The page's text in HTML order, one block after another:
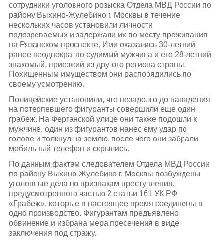
сотрудники уголовного розыска Отдела МВД России по
району Выхино-Жулебино г. Москвы в течение
нескольких часов установили личности
подозреваемых и задержали их по месту проживания
на Рязанском проспекте. Ими оказались 30-летний
ранее неоднократно судимый мужчина и его 28-летний
знакомый, приезжий из другого региона страны.
Похищенным имуществом они распорядились по
своему усмотрению.
Полицейские установили, что незадолго до нападения
на потерпевшего фигуранты совершили еще один
грабеж. На Ферганской улице они также подошли к
мужчине, один из фигурантов нанес ему удар по
голове и толкнул на землю, после чего они забрали
мобильный телефон и скрылись.
По данным фактам следователем Отдела МВД России
по району Выхино-Жулебино г. Москвы возбуждены
уголовные дела по признакам преступления,
предусмотренного частью 2 статьи 161 УК РФ
«Грабеж», которые в настоящее время соединены в
одно производство. Фигурантам предъявлено
обвинение и избрана мера пресечения в виде
заключения под стражу.